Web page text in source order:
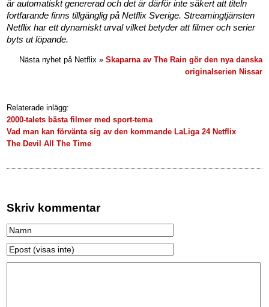
är automatiskt genererad och det är därför inte säkert att titeln
fortfarande finns tillgänglig på Netflix Sverige. Streamingtjänsten
Netflix har ett dynamiskt urval vilket betyder att filmer och serier
byts ut löpande.
Nästa nyhet på Netflix » Skaparna av The Rain gör den nya danska
originalserien Nissar
Relaterade inlägg:
2000-talets bästa filmer med sport-tema
Vad man kan förvänta sig av den kommande LaLiga 24 Netflix
The Devil All The Time
Skriv kommentar